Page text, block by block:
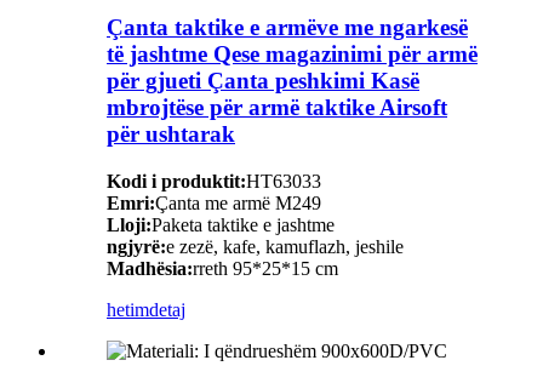
Çanta taktike e armëve me ngarkesë
të jashtme Qese magazinimi për armë
për gjueti Çanta peshkimi Kasë
mbrojtëse për armë taktike Airsoft
për ushtarak
Kodi i produktit:HT63033
Emri:Çanta me armë M249
Lloji:Paketa taktike e jashtme
ngjyrë:e zezë, kafe, kamuflazh, jeshile
Madhësia:rreth 95*25*15 cm
hetimdetaj